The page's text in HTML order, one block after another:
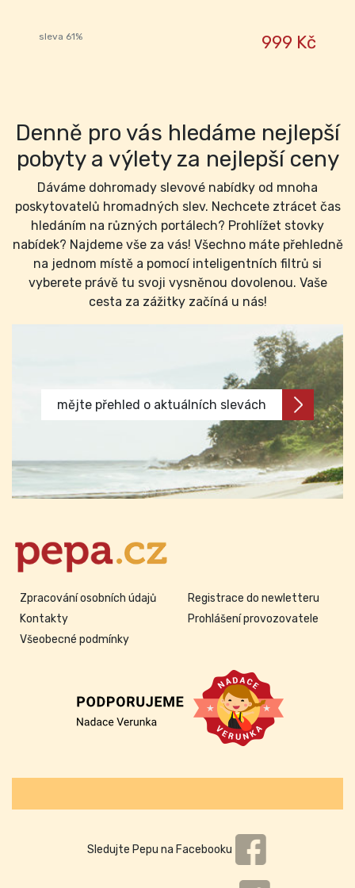
sleva 61% 999 Kč
Denně pro vás hledáme nejlepší
pobyty a výlety za nejlepší ceny
Dáváme dohromady slevové nabídky od mnoha
poskytovatelů hromadných slev. Nechcete ztrácet čas
hledáním na různých portálech? Prohlížet stovky
nabídek? Najdeme vše za vás! Všechno máte přehledně
na jednom místě a pomocí inteligentních filtrů si
vyberete právě tu svoji vysněnou dovolenou. Vaše
cesta za zážitky začíná u nás!
mějte přehled o aktuálních slevách
Zpracování osobních údajů
Kontakty
Všeobecné podmínky
Registrace do newletteru
Prohlášení provozovatele
Sledujte Pepu na Facebooku